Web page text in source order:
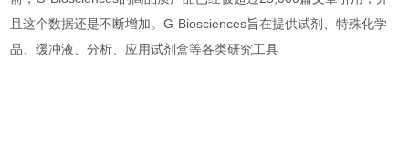
且这个数据还是不断增加。G-Biosciences旨在提供试剂、特殊化学
品、缓冲液、分析、应用试剂盒等各类研究工具